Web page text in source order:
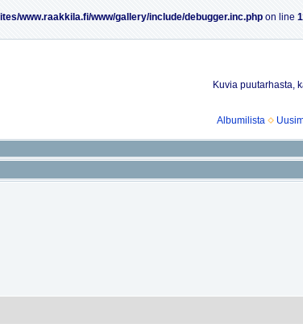
www.raakkila.fi/www/gallery/include/debugger.inc.php on line
Kuvia puutarhasta,
Albumilista